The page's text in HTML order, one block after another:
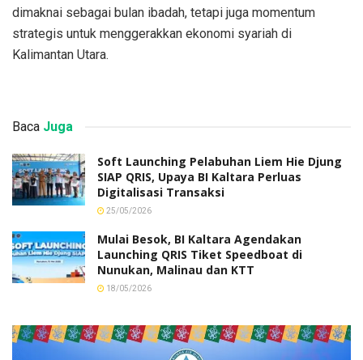
dimaknai sebagai bulan ibadah, tetapi juga momentum
strategis untuk menggerakkan ekonomi syariah di
Kalimantan Utara.
Baca Juga
Soft Launching Pelabuhan Liem Hie Djung
SIAP QRIS, Upaya BI Kaltara Perluas
Digitalisasi Transaksi
25/05/2026
Mulai Besok, BI Kaltara Agendakan
Launching QRIS Tiket Speedboat di
Nunukan, Malinau dan KTT
18/05/2026